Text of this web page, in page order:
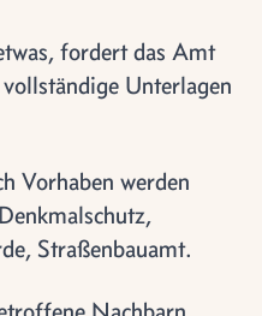
fordert das Amt
Unterlagen
Vorhaben werden
Straßenbauamt.